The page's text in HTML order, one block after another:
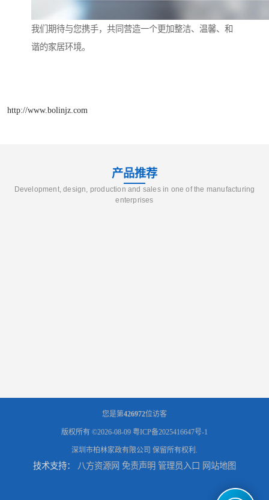
我们期待与您携手，共同营造一个更加整洁、温馨、和
谐的家居环境。
http://www.bolinjz.com
产品推荐
Development, design, production and sales in one of the manufacturing
enterprises
您是第426972位访客
版权所有 ©2026-08-09 粤ICP备2025416647号-1
深圳市柏林家政有限公司 保留所有权利.
技术支持： 八方资源网 免责声明 管理员入口 网站地图